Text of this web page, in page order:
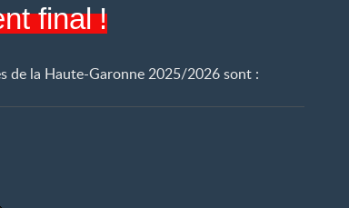
final !
de la Haute-Garonne 2025/2026 sont :